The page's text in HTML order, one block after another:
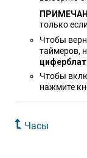
только
Чтобы
таймеров,
циферблат
Чтобы
нажмите
Часы